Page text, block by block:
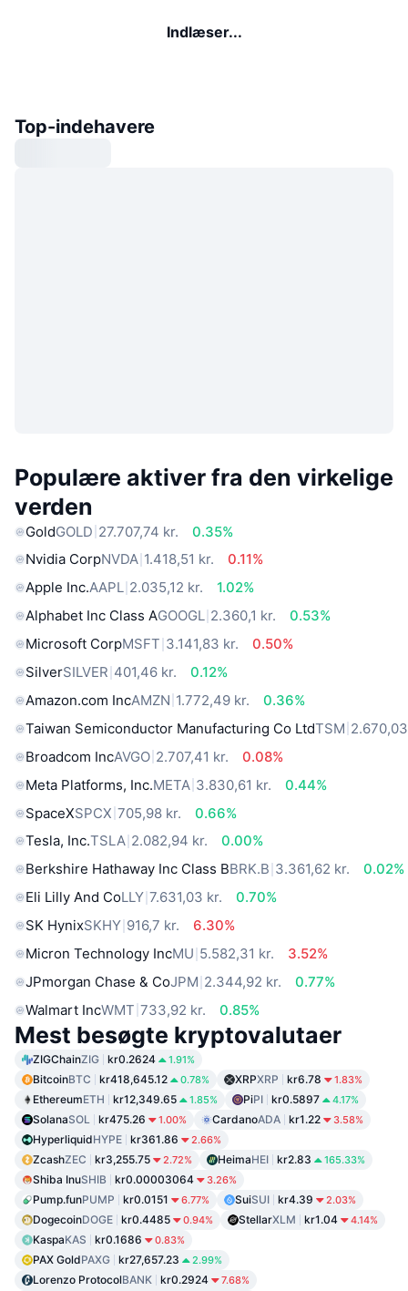
Indlæser...
Top-indehavere
Populære aktiver fra den virkelige
verden
GoldGOLD 27.707,74 kr.
0.35%
Nvidia CorpNVDA 1.418,51 kr.
0.11%
Apple Inc.AAPL 2.035,12 kr.
1.02%
Alphabet Inc Class AGOOGL 2.360,1 kr.
0.53%
Microsoft CorpMSFT 3.141,83 kr.
0.50%
SilverSILVER 401,46 kr.
0.12%
Amazon.com IncAMZN 1.772,49 kr.
0.36%
Taiwan Semiconductor Manufacturing Co LtdTSM
Broadcom IncAVGO 2.707,41 kr.
0.08%
Meta Platforms, Inc.META 3.830,61 kr.
0.44%
SpaceXSPCX 705,98 kr.
0.66%
Tesla, Inc.TSLA 2.082,94 kr.
0.00%
Berkshire Hathaway Inc Class BBRK.B 3.361,62 kr.
0.02%
Eli Lilly And CoLLY 7.631,03 kr.
0.70%
SK HynixSKHY 916,7 kr.
6.30%
Micron Technology IncMU 5.582,31 kr.
3.52%
JPmorgan Chase & CoJPM 2.344,92 kr.
0.77%
Walmart IncWMT 733,92 kr. 0.85%
Mest besøgte kryptovalutaer
ZIGChainZIG kr0.2624 1.91%
BitcoinBTC kr418,645.12 0.78% XRPXRP kr6.78 1.83%
EthereumETH kr12,349.65 1.85% PiPI kr0.5897 4.17%
SolanaSOL kr475.26 1.00% CardanoADA kr1.22 3.58%
HyperliquidHYPE kr361.86 2.66%
ZcashZEC kr3,255.75 2.72% HeimaHEI kr2.83 165.33%
Shiba InuSHIB kr0.00003064 3.26%
Pump.funPUMP kr0.0151 6.77% SuiSUI kr4.39 2.03%
DogecoinDOGE kr0.4485 0.94% StellarXLM kr1.04 4.14%
KaspaKAS kr0.1686 0.83%
PAX GoldPAXG kr27,657.23 2.99%
Lorenzo ProtocolBANK kr0.2924 7.68%